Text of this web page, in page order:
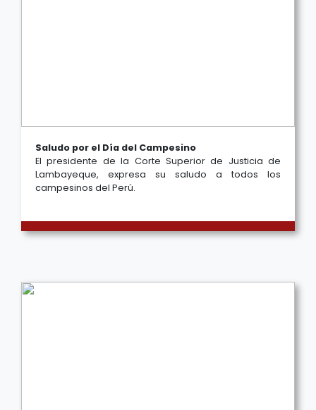
Saludo por el Día del Campesino
El presidente de la Corte Superior de Justicia de
Lambayeque, expresa su saludo a todos los
campesinos del Perú.